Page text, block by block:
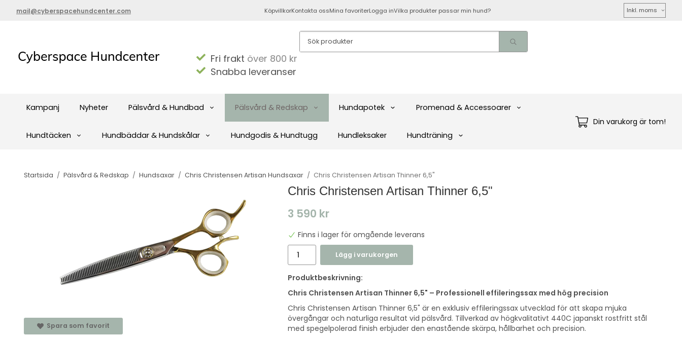
mail@cyberspacehundcenter.com KöpvillkorKontakta ossMina favoriterLogga inVilka produkter passar min hund?
Välj
moms
Fri frakt över 800 kr
Snabba leveranser
Kampanj Nyheter Pälsvård & Hundbad Pälsvård & Redskap Hundapotek Promenad & Accessoarer
Hundtäcken Hundbäddar & Hundskålar Hundgodis & Hundtugg Hundleksaker Hundträning
Din varukorg är tom!
Startsida / Pälsvård & Redskap / Hundsaxar / Chris Christensen Artisan Hundsaxar / Chris Christensen Artisan Thinner 6,5"
Chris Christensen Artisan Thinner 6,5"
3 590 kr
Finns i lager för omgående leverans
Lägg i varukorgen
Produktbeskrivning:
Chris Christensen Artisan Thinner 6,5" – Professionell effileringssax med hög precision
Chris Christensen Artisan Thinner 6,5" är en exklusiv effileringssax utvecklad för att skapa mjuka
övergångar och naturliga resultat vid pälsvård. Tillverkad av högkvalitativt 440C japanskt rostfritt stål
med spegelpolerad finish erbjuder den enastående skärpa, hållbarhet och precision.
Spara som favorit